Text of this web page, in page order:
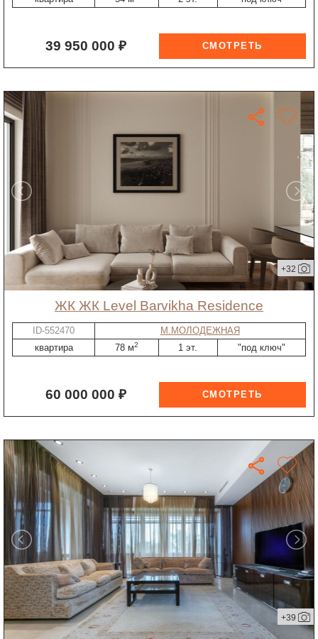
39 950 000 ₽
+32
ЖК ЖК Level Barvikha Residence
ID-552470
М.МОЛОДЕЖНАЯ
квартира
78 м2 1 эт. "под ключ"
60 000 000 ₽
+39